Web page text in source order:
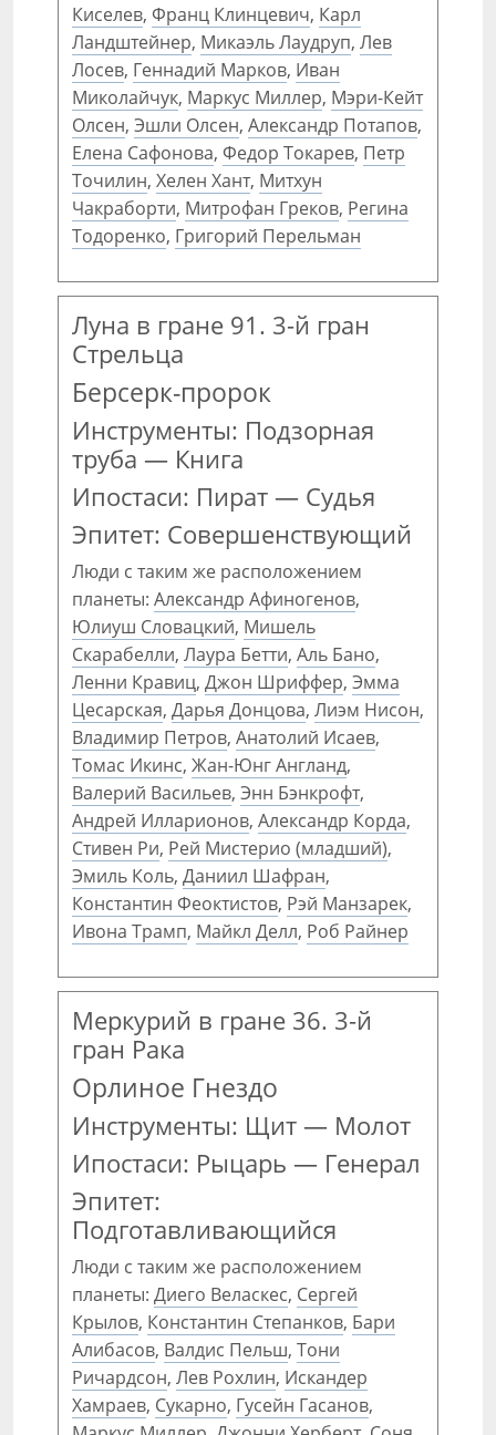
Киселев, Франц Клинцевич, Карл
Ландштейнер, Микаэль Лаудруп, Лев
Лосев, Геннадий Марков, Иван
Миколайчук, Маркус Миллер, Мэри-Кейт
Олсен, Эшли Олсен, Александр Потапов,
Елена Сафонова, Федор Токарев, Петр
Точилин, Хелен Хант, Митхун
Чакраборти, Митрофан Греков, Регина
Тодоренко, Григорий Перельман
Луна в гране 91. 3-й гран
Стрельца
Берсерк-пророк
Инструменты: Подзорная
труба — Книга
Ипостаси: Пират — Судья
Эпитет: Совершенствующий
Люди с таким же расположением
планеты: Александр Афиногенов,
Юлиуш Словацкий, Мишель
Скарабелли, Лаура Бетти, Аль Бано,
Ленни Кравиц, Джон Шриффер, Эмма
Цесарская, Дарья Донцова, Лиэм Нисон,
Владимир Петров, Анатолий Исаев,
Томас Икинс, Жан-Юнг Англанд,
Валерий Васильев, Энн Бэнкрофт,
Андрей Илларионов, Александр Корда,
Стивен Ри, Рей Мистерио (младший),
Эмиль Коль, Даниил Шафран,
Константин Феоктистов, Рэй Манзарек,
Ивона Трамп, Майкл Делл, Роб Райнер
Меркурий в гране 36. 3-й
гран Рака
Орлиное Гнездо
Инструменты: Щит — Молот
Ипостаси: Рыцарь — Генерал
Эпитет:
Подготавливающийся
Люди с таким же расположением
планеты: Диего Веласкес, Сергей
Крылов, Константин Степанков, Бари
Алибасов, Валдис Пельш, Тони
Ричардсон, Лев Рохлин, Искандер
Хамраев, Сукарно, Гусейн Гасанов,